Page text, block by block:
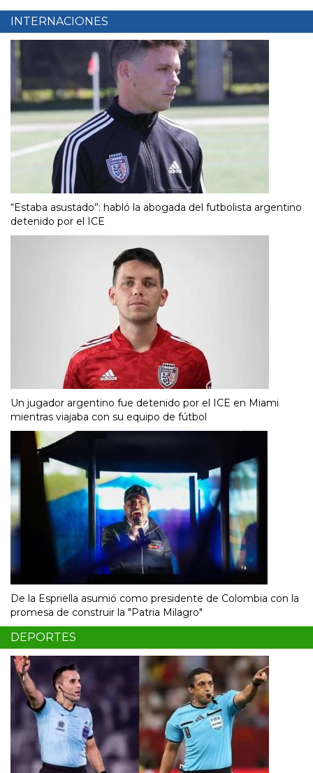
INTERNACIONES
“Estaba asustado”: habló la abogada del futbolista argentino
detenido por el ICE
Un jugador argentino fue detenido por el ICE en Miami
mientras viajaba con su equipo de fútbol
De la Espriella asumió como presidente de Colombia con la
promesa de construir la "Patria Milagro"
DEPORTES